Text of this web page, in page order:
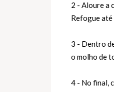
2 - Aloure a
Refogue até
3 - Dentro
o molho de
4 - No final,